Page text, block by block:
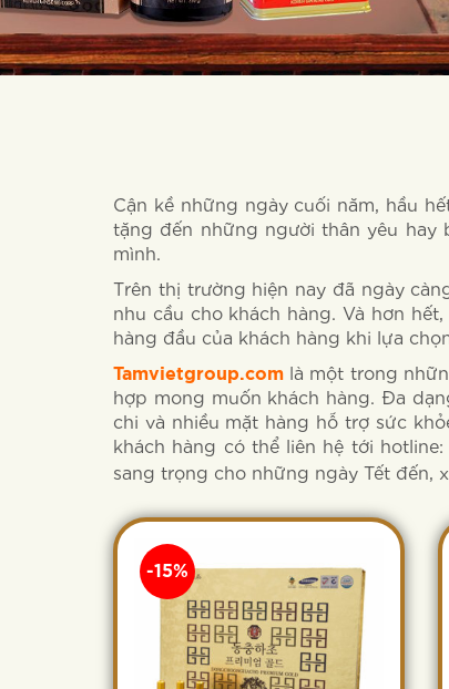
Cận kề những ngày cuối năm, hầu
tặng đến những người thân yêu hay
mình.
Trên thị trường hiện nay đã ngày
nhu cầu cho khách hàng. Và hơn
hàng đầu của khách hàng khi lựa
Tamvietgroup.com là một trong
hợp mong muốn khách hàng. Đa
chi và nhiều mặt hàng hỗ trợ sức
khách hàng có thể liên hệ tới hotline:
sang trọng cho những ngày Tết đến,
-15%